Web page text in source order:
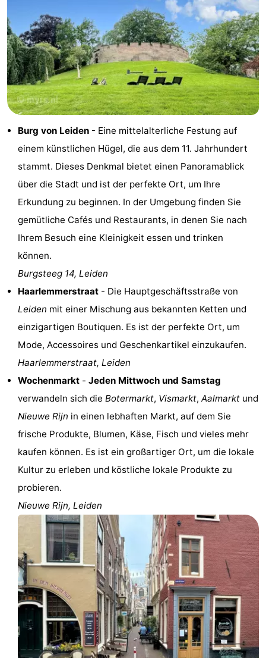
Reiten
-
Golfplatze
-
Surfen
-
Sportangeln
Essen
und
trinken
Veranstaltungen
Praktisch
Forum
Route
Parken
Reisebuchshop
Medizin
Adressen
Region
Nordholland
Natur
Schoorlse
Duinen
Bergen
aan
Zee
Bergen
Alkmaar
Egmond
Zee
Noordhollands
duinreservaat
Wijk
aan
Zee
Natur
Zuid-
Kennermerland
Amsterdam
Haarlem
Burg von Leiden - Eine mittelalterliche Festung auf
einem künstlichen Hügel, die aus dem 11. Jahrhundert
stammt. Dieses Denkmal bietet einen Panoramablick
über die Stadt und ist der perfekte Ort, um Ihre
Erkundung zu beginnen. In der Umgebung finden Sie
gemütliche Cafés und Restaurants, in denen Sie nach
Ihrem Besuch eine Kleinigkeit essen und trinken
können.
Burgsteeg 14, Leiden
Haarlemmerstraat - Die Hauptgeschäftsstraße von
Leiden mit einer Mischung aus bekannten Ketten und
einzigartigen Boutiquen. Es ist der perfekte Ort, um
Mode, Accessoires und Geschenkartikel einzukaufen.
Haarlemmerstraat, Leiden
Wochenmarkt - Jeden Mittwoch und Samstag
verwandeln sich die Botermarkt, Vismarkt, Aalmarkt und
Nieuwe Rijn in einen lebhaften Markt, auf dem Sie
frische Produkte, Blumen, Käse, Fisch und vieles mehr
kaufen können. Es ist ein großartiger Ort, um die lokale
Kultur zu erleben und köstliche lokale Produkte zu
probieren.
Nieuwe Rijn, Leiden